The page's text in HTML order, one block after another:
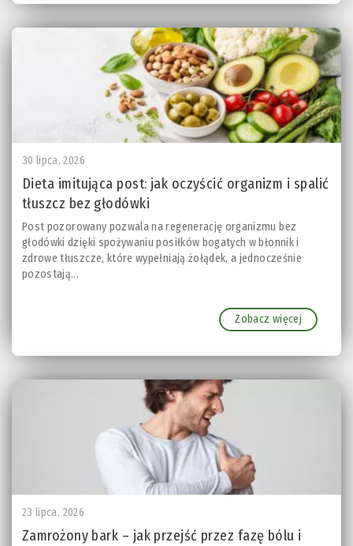
30 lipca, 2026
Dieta imitująca post: jak oczyścić organizm i spalić
tłuszcz bez głodówki
Post pozorowany pozwala na regenerację organizmu bez
głodówki dzięki spożywaniu posiłków bogatych w błonnik i
zdrowe tłuszcze, które wypełniają żołądek, a jednocześnie
pozostają...
Zobacz więcej
23 lipca, 2026
Zamrożony bark – jak przejść przez fazę bólu i